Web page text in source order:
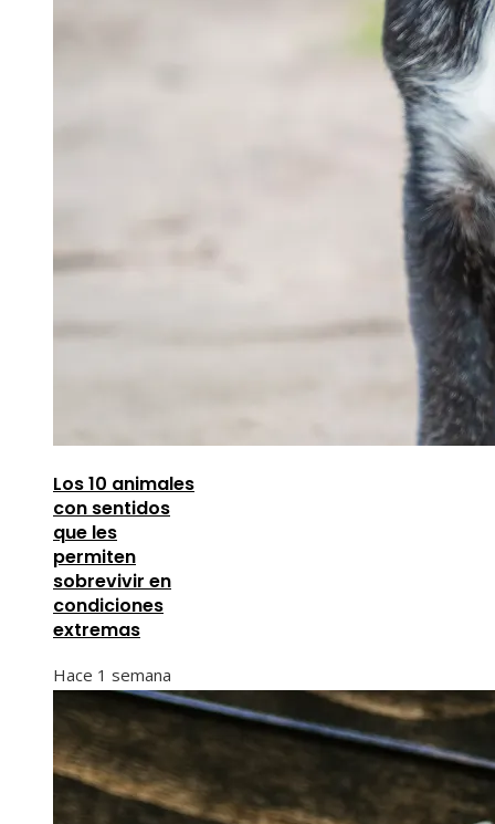
Los 10 animales
con sentidos
que les
permiten
sobrevivir en
condiciones
extremas
Hace 1 semana